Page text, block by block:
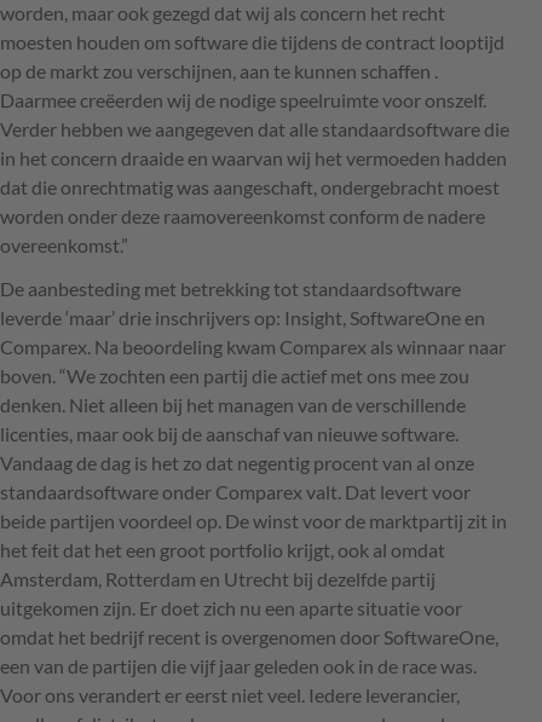
worden, maar ook gezegd dat wij als concern het recht
moesten houden om software die tijdens de contract looptijd
op de markt zou verschijnen, aan te kunnen schaffen .
Daarmee creëerden wij de nodige speelruimte voor onszelf.
Verder hebben we aangegeven dat alle standaardsoftware die
in het concern draaide en waarvan wij het vermoeden hadden
dat die onrechtmatig was aangeschaft, ondergebracht moest
worden onder deze raamovereenkomst conform de nadere
overeenkomst.”
De aanbesteding met betrekking tot standaardsoftware
leverde ‘maar’ drie inschrijvers op: Insight, SoftwareOne en
Comparex. Na beoordeling kwam Comparex als winnaar naar
boven. “We zochten een partij die actief met ons mee zou
denken. Niet alleen bij het managen van de verschillende
licenties, maar ook bij de aanschaf van nieuwe software.
Vandaag de dag is het zo dat negentig procent van al onze
standaardsoftware onder Comparex valt. Dat levert voor
beide partijen voordeel op. De winst voor de marktpartij zit in
het feit dat het een groot portfolio krijgt, ook al omdat
Amsterdam, Rotterdam en Utrecht bij dezelfde partij
uitgekomen zijn. Er doet zich nu een aparte situatie voor
omdat het bedrijf recent is overgenomen door SoftwareOne,
een van de partijen die vijf jaar geleden ook in de race was.
Voor ons verandert er eerst niet veel. Iedere leverancier,